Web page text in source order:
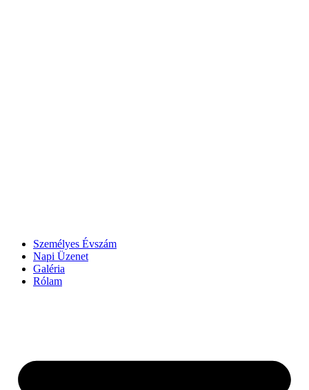
Személyes Évszám
Napi Üzenet
Galéria
Rólam